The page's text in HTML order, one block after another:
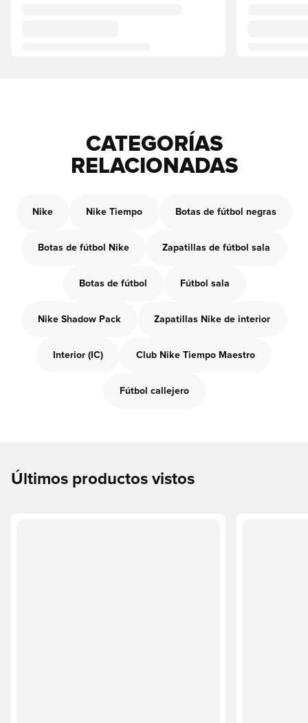
CATEGORÍAS
RELACIONADAS
Nike Nike Tiempo Botas de fútbol negras
Botas de fútbol Nike Zapatillas de fútbol sala
Botas de fútbol Fútbol sala
Nike Shadow Pack Zapatillas Nike de interior
Interior (IC) Club Nike Tiempo Maestro
Fútbol callejero
Últimos productos vistos